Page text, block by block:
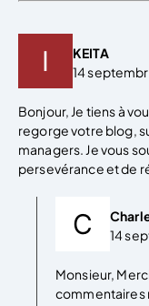
KEITA
14
Bonjour, Je tiens à
regorge votre blog,
managers. Je vous
persevérance et de
14
Monsieur,
commentaires